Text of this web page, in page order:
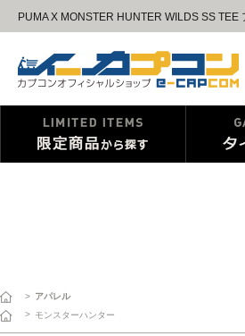
PUMA X MONSTER HUNTER WILDS SS TEE
> アパレル
> モンスターハンター